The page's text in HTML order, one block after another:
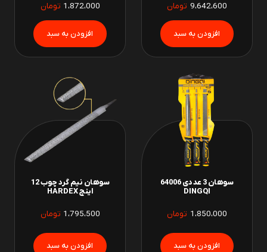
9،642،600 تومان
1،872،000 تومان
سوهان 3 عددی 64006
DINGQI
1،850،000 تومان
سوهان نیم گرد چوب 12
اینچ HARDEX
1،795،500 تومان